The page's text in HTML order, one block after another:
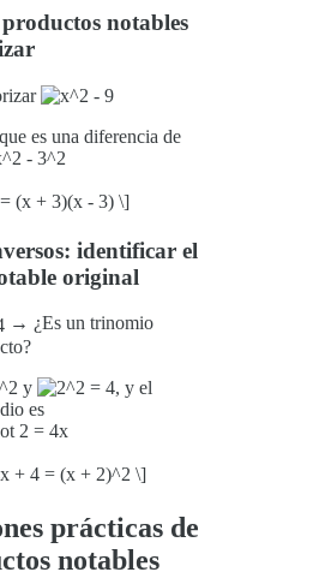
notables
es una diferencia de
identificar el
original
→ ¿Es un trinomio
y
, y el
es
prácticas de
notables